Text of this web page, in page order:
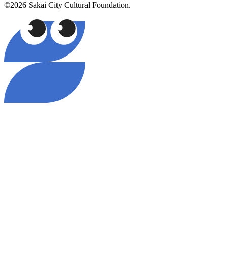
©2026 Sakai City Cultural Foundation.